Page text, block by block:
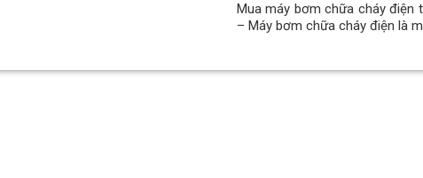
Mua máy bơm chữa cháy điện
– Máy bơm chữa cháy điện là